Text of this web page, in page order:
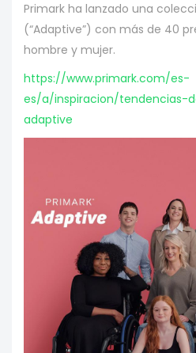
Primark ha lanzado una
(“Adaptive”) con más de 40
hombre y mujer.
https://www.primark.com/es-
es/a/inspiracion/tendencias-
adaptive